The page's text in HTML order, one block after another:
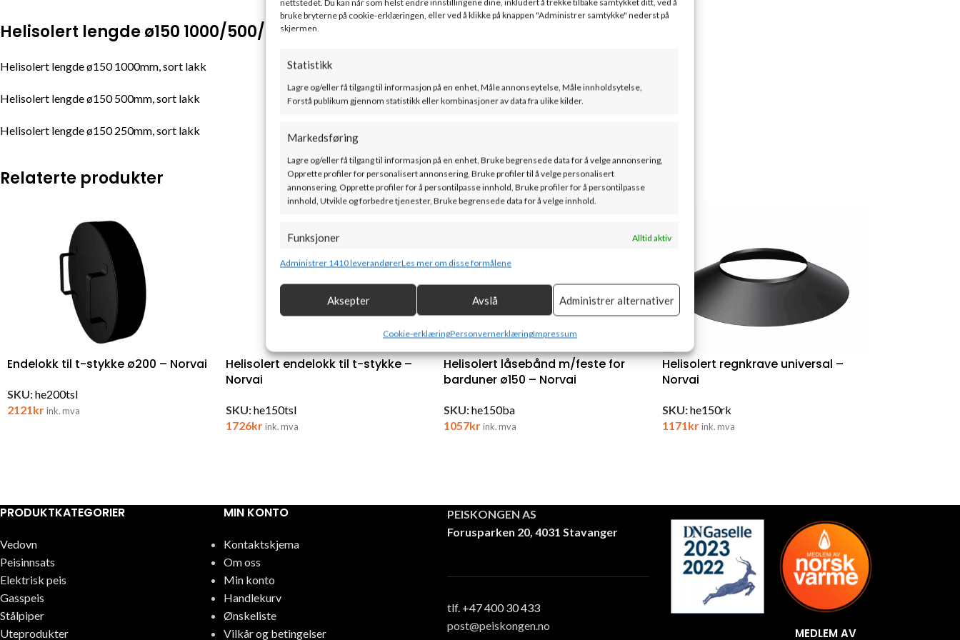
nettstedet. Du kan når som helst endre innstillingene dine, inkludert å trekke tilbake samtykket ditt, ved å
bruke bryterne på cookie-erklæringen, eller ved å klikke på knappen "Administrer samtykke" nederst på
skjermen.
Statistikk
Lagre og/eller få tilgang til informasjon på en enhet, Måle annonseytelse, Måle innholdsytelse,
Forstå publikum gjennom statistikk eller kombinasjoner av data fra ulike kilder.
Markedsføring
Lagre og/eller få tilgang til informasjon på en enhet, Bruke begrensede data for å velge annonsering,
Opprette profiler for personalisert annonsering, Bruke profiler til å velge personalisert
annonsering, Opprette profiler for å persontilpasse innhold, Bruke profiler for å persontilpasse
innhold, Utvikle og forbedre tjenester, Bruke begrensede data for å velge innhold.
Funksjoner Alltid aktiv
Matche og kombinere data fra andre datakilder, Koble forskjellige enheter, Identifisere
Sørge for sikkerhet, forhindre og oppdage svindel og rette feil, Levere
og vise annonser og innhold, Lagre og kommunisere personvernvalg.
Alltid aktiv
Administrer 1410 leverandørerLes mer om disse formålene
Aksepter Avslå Administrer alternativer
Cookie-erklæringPersonvernerklæringImpressum
Helisolert lengde ø150 1000/500/250mm – Norvai
Helisolert lengde ø150 1000mm, sort lakk
Helisolert lengde ø150 500mm, sort lakk
Helisolert lengde ø150 250mm, sort lakk
Relaterte produkter
Endelokk til t-stykke ø200 – Norvai
SKU:he200tsl
2121krink. mva
Helisolert endelokk til t-stykke –
Norvai
SKU:he150tsl
1726kr ink. mva
Helisolert låsebånd m/feste for
barduner ø150 – Norvai
SKU:he150ba
1057krink. mva
Helisolert regnkrave universal –
Norvai
SKU:he150rk
1171kr ink. mva
PRODUKTKATEGORIER
Vedovn
Peisinnsats
Elektrisk peis
Gasspeis
Stålpiper
Uteprodukter
MIN KONTO
Kontaktskjema
Om oss
Min konto
Handlekurv
Ønskeliste
Vilkår og betingelser
PEISKONGEN AS
Forusparken 20, 4031 Stavanger
tlf. +47 400 30 433
post@peiskongen.no
MEDLEM AV